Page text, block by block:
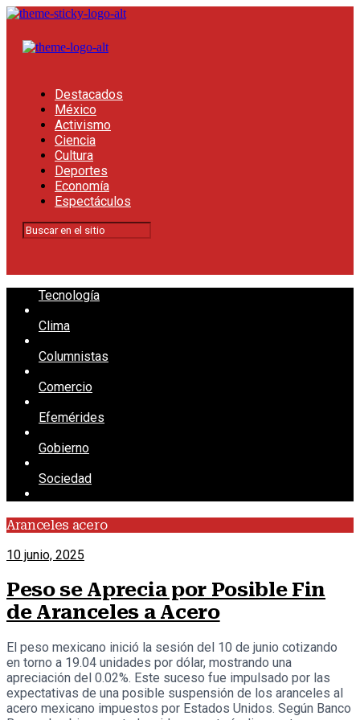
Destacados
México
Activismo
Ciencia
Cultura
Deportes
Economía
Espectáculos
Tecnología
Clima
Columnistas
Comercio
Efemérides
Gobierno
Sociedad
Aranceles acero
10 junio, 2025
Peso se Aprecia por Posible Fin
de Aranceles a Acero
El peso mexicano inició la sesión del 10 de junio cotizando
en torno a 19.04 unidades por dólar, mostrando una
apreciación del 0.02%. Este suceso fue impulsado por las
expectativas de una posible suspensión de los aranceles al
acero mexicano impuestos por Estados Unidos. Según Banco